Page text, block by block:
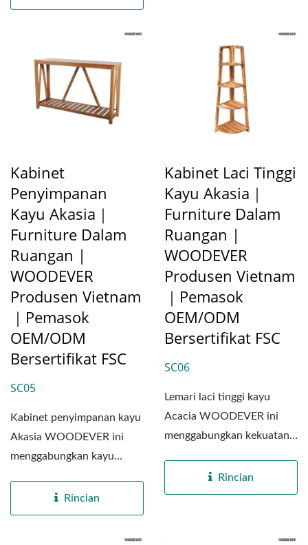
Kabinet
Penyimpanan
Kayu Akasia｜
Furniture Dalam
Ruangan |
WOODEVER
Produsen Vietnam
｜Pemasok
OEM/ODM
Bersertifikat FSC
SC05
Kabinet penyimpanan kayu
Akasia WOODEVER ini
menggabungkan kayu
MDF berkualitas...
Rincian
Kabinet Laci Tinggi
Kayu Akasia｜
Furniture Dalam
Ruangan |
WOODEVER
Produsen Vietnam
｜Pemasok
OEM/ODM
Bersertifikat FSC
SC06
Lemari laci tinggi kayu
Acacia WOODEVER ini
menggabungkan kekuatan
Rincian